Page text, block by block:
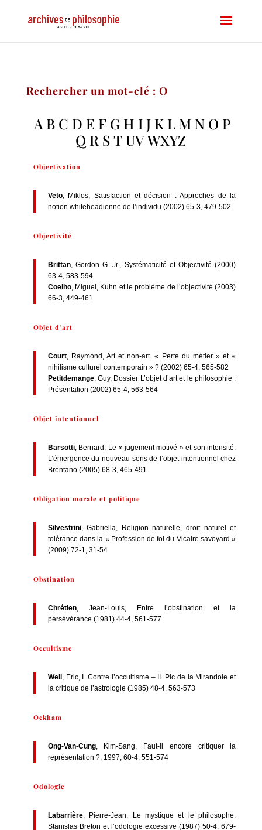
Rechercher un mot-clé : O
A B C D E F G H I J K L M N O P
Q R S T UVWXYZ
Objectivation
Vetö, Miklos, Satisfaction et décision : Approches de la
notion whiteheadienne de l’individu (2002) 65-3, 479-502
Objectivité
Brittan, Gordon G. Jr., Systématicité et Objectivité (2000)
63-4, 583-594
Coelho, Miguel, Kuhn et le problème de l’objectivité (2003)
66-3, 449-461
Objet d’art
Court, Raymond, Art et non-art. « Perte du métier » et «
nihilisme culturel contemporain » ? (2002) 65-4, 565-582
Petitdemange, Guy, Dossier L’objet d’art et le philosophie :
Présentation (2002) 65-4, 563-564
Objet intentionnel
Barsotti, Bernard, Le « jugement motivé » et son intensité.
L’émergence du nouveau sens de l’objet intentionnel chez
Brentano (2005) 68-3, 465-491
Obligation morale et politique
Silvestrini, Gabriella, Religion naturelle, droit naturel et
tolérance dans la « Profession de foi du Vicaire savoyard »
(2009) 72-1, 31-54
Obstination
Chrétien, Jean-Louis, Entre l’obstination et la
persévérance (1981) 44-4, 561-577
Occultisme
Weil , Eric, I. Contre l’occultisme – II. Pic de la Mirandole et
la critique de l’astrologie (1985) 48-4, 563-573
Ockham
Ong-Van-Cung, Kim-Sang, Faut-il encore critiquer la
représentation ?, 1997, 60-4, 551-574
Odologie
Labarrière, Pierre-Jean, Le mystique et le philosophe.
Stanislas Breton et l’odologie excessive (1987) 50-4, 679-